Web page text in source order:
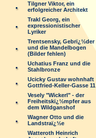
Tilgner Viktor, ein
erfolgreicher Architekt
Trakl Georg, ein
expressionistischer
Lyriker
Trentsensky, Gebrï¿½der
und die Mandelbogen
(Bilder fehlen)
Uchatius Franz und die
Stahlbronze
Ucicky Gustav wohnhaft
Gottfried-Keller-Gasse 11
Vesely "Wickerl" - der
Freiheitskï¿½mpfer aus
dem Wildganshof
Wagner Otto und die
Landstraï¿½e
Watteroth Heinrich